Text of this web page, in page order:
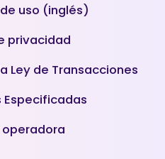
uso (inglés)
privacidad
Ley de Transacciones
operadora